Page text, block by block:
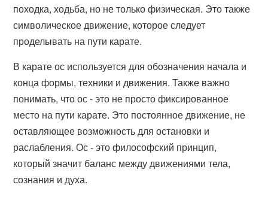
походка, ходьба, но не только физическая. Это также
символическое движение, которое следует
проделывать на пути карате.
В карате ос используется для обозначения начала и
конца формы, техники и движения. Также важно
понимать, что ос - это не просто фиксированное
место на пути карате. Это постоянное движение, не
оставляющее возможность для остановки и
раслабления. Ос - это философский принцип,
который значит баланс между движениями тела,
сознания и духа.